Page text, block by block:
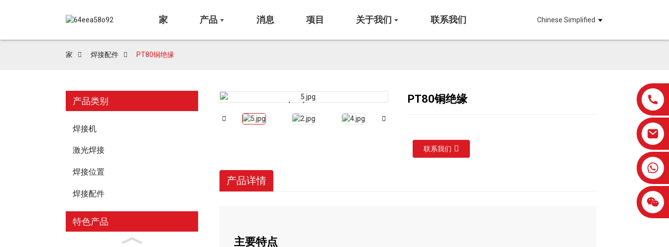
家 产品 消息 项目 关于我们 联系我们 Chinese Simplified
家 焊接配件 PT80铜绝缘
产品类别
焊接机
激光焊接
焊接位置
焊接配件
特色产品
Loading...
Loading... Loading...
Loading... Loading...
Loading...
PT80铜绝缘
联系我们
产品详情
主要特点